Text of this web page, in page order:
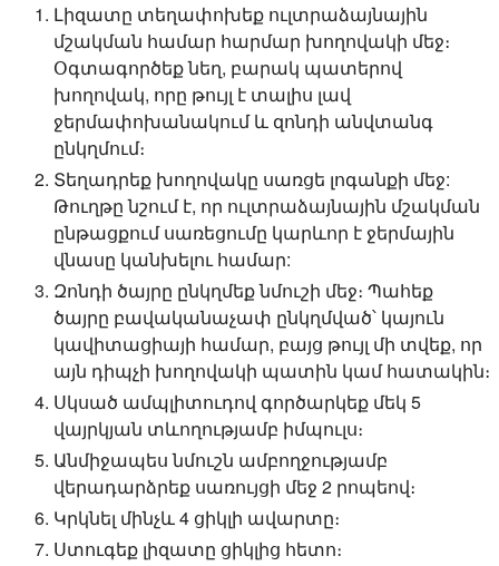
Լիզատը տեղափոխեք ուլտրաձայնային
մշակման համար հարմար խողովակի մեջ։
Օգտագործեք նեղ, բարակ պատերով
խողովակ, որը թույլ է տալիս լավ
ջերմափոխանակում և զոնդի անվտանգ
ընկղմում։
Տեղադրեք խողովակը սառցե լոգանքի մեջ:
Թուղթը նշում է, որ ուլտրաձայնային մշակման
ընթացքում սառեցումը կարևոր է ջերմային
վնասը կանխելու համար:
Զոնդի ծայրը ընկղմեք նմուշի մեջ։ Պահեք
ծայրը բավականաչափ ընկղմված՝ կայուն
կավիտացիայի համար, բայց թույլ մի տվեք, որ
այն դիպչի խողովակի պատին կամ հատակին։
Սկսած ամպլիտուդով գործարկեք մեկ 5
վայրկյան տևողությամբ իմպուլս։
Անմիջապես նմուշն ամբողջությամբ
վերադարձրեք սառույցի մեջ 2 րոպեով։
Կրկնել մինչև 4 ցիկլի ավարտը։
Ստուգեք լիզատը ցիկլից հետո։